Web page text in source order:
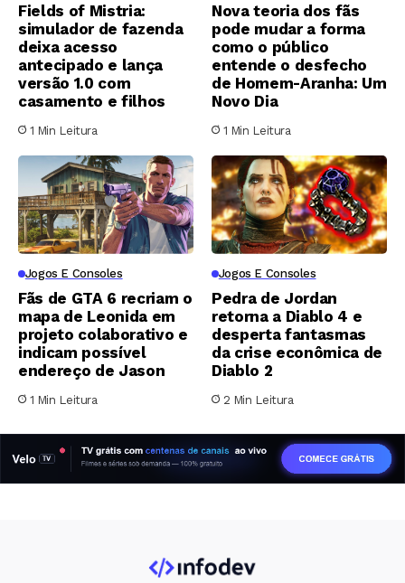
Fields of Mistria:
simulador de fazenda
deixa acesso
antecipado e lança
versão 1.0 com
casamento e filhos
1 Min Leitura
Nova teoria dos fãs
pode mudar a forma
como o público
entende o desfecho
de Homem-Aranha: Um
Novo Dia
1 Min Leitura
Jogos E Consoles
Fãs de GTA 6 recriam o
mapa de Leonida em
projeto colaborativo e
indicam possível
endereço de Jason
1 Min Leitura
Jogos E Consoles
Pedra de Jordan
retorna a Diablo 4 e
desperta fantasmas
da crise econômica de
Diablo 2
2 Min Leitura